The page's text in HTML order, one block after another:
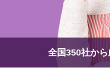
全国350社か